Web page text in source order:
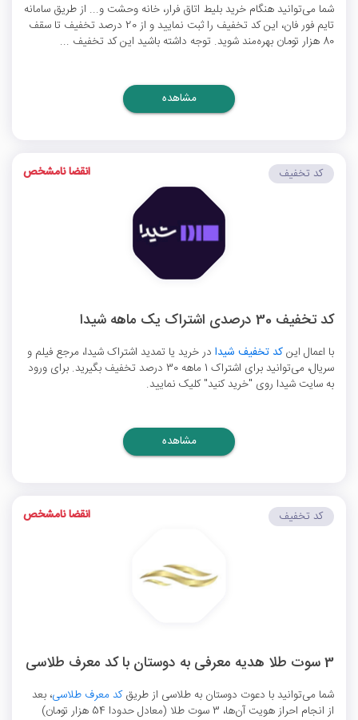
شما می‌توانید هنگام خرید بلیط اتاق فرار، خانه وحشت و... از طریق سامانه
تایم فور فان، این کد تخفیف را ثبت نمایید و از 20 درصد تخفیف تا سقف
80 هزار تومان بهره‌مند شوید. توجه داشته باشید این کد تخفیف ...
مشاهده
کد تخفیف 30 درصدی اشتراک یک ماهه شیدا
با اعمال اینکد تخفیف شیدا در خرید یا تمدید اشتراک شیدا، مرجع فیلم و
سریال، می‌توانید برای اشتراک 1 ماهه 30 درصد تخفیف بگیرید. برای ورود
به سایت شیدا روی "خرید کنید" کلیک نمایید.
کد تخفیف انقضا نامشخص
مشاهده
3 سوت طلا هدیه معرفی به دوستان با کد معرف طلاسی
شما می‌توانید با دعوت دوستان به طلاسی از طریقکد معرف طلاسی، بعد
از انجام احراز هویت آن‌ها، 3 سوت طلا (معادل حدودا 54 هزار تومان)
کد تخفیف انقضا نامشخص